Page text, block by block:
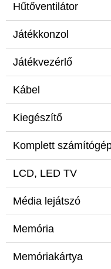
Hűtőventilátor
Játékkonzol
Játékvezérlő
Kábel
Kiegészítő
Komplett
LCD, LED TV
Média lejátszó
Memória
Memóriakártya